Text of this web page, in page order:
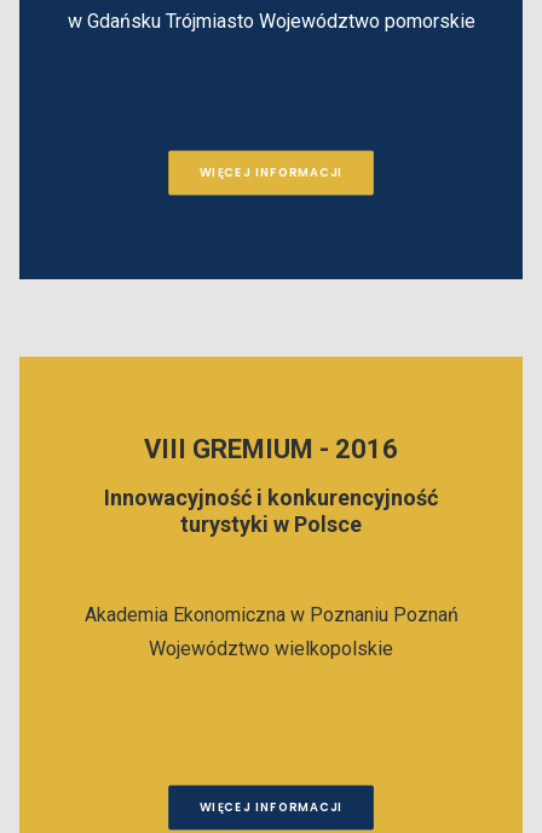
w Gdańsku Trójmiasto Województwo pomorskie
WIĘCEJ INFORMACJI
VIII GREMIUM - 2016
Innowacyjność i konkurencyjność
turystyki w Polsce
Akademia Ekonomiczna w Poznaniu Poznań
Województwo wielkopolskie
WIĘCEJ INFORMACJI